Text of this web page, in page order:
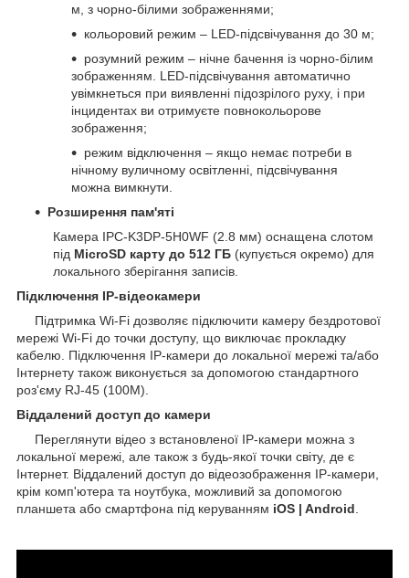
м, з чорно-білими зображеннями;
кольоровий режим – LED-підсвічування до 30 м;
розумний режим – нічне бачення із чорно-білим
зображенням. LED-підсвічування автоматично
увімкнеться при виявленні підозрілого руху, і при
інцидентах ви отримуєте повнокольорове
зображення;
режим відключення – якщо немає потреби в
нічному вуличному освітленні, підсвічування
можна вимкнути.
Розширення пам'яті
Камера IPC-K3DP-5H0WF (2.8 мм) оснащена слотом
під MicroSD карту до 512 ГБ (купується окремо) для
локального зберігання записів.
Підключення IP-відеокамери
Підтримка Wi-Fi дозволяє підключити камеру бездротової
мережі Wi-Fi до точки доступу, що виключає прокладку
кабелю. Підключення IP-камери до локальної мережі та/або
Інтернету також виконується за допомогою стандартного
роз'єму RJ-45 (100M).
Віддалений доступ до камери
Переглянути відео з встановленої IP-камери можна з
локальної мережі, але також з будь-якої точки світу, де є
Інтернет. Віддалений доступ до відеозображення IP-камери,
крім комп'ютера та ноутбука, можливий за допомогою
планшета або смартфона під керуванням iOS | Android